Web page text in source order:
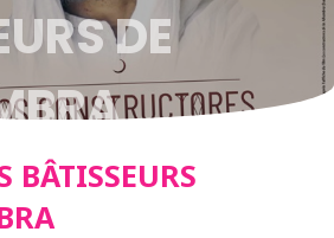
DE
BÂTISSEURS